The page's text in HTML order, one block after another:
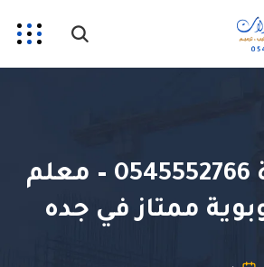
دهان بجدة 0545552766 – معلم
ممتاز في جده